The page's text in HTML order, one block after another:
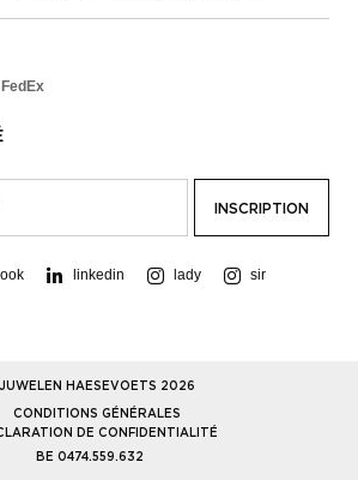
FedEx
linkedin lady sir
HAESEVOETS 2026
CONDITIONS GÉNÉRALES
DE CONFIDENTIALITÉ
BE 0474.559.632